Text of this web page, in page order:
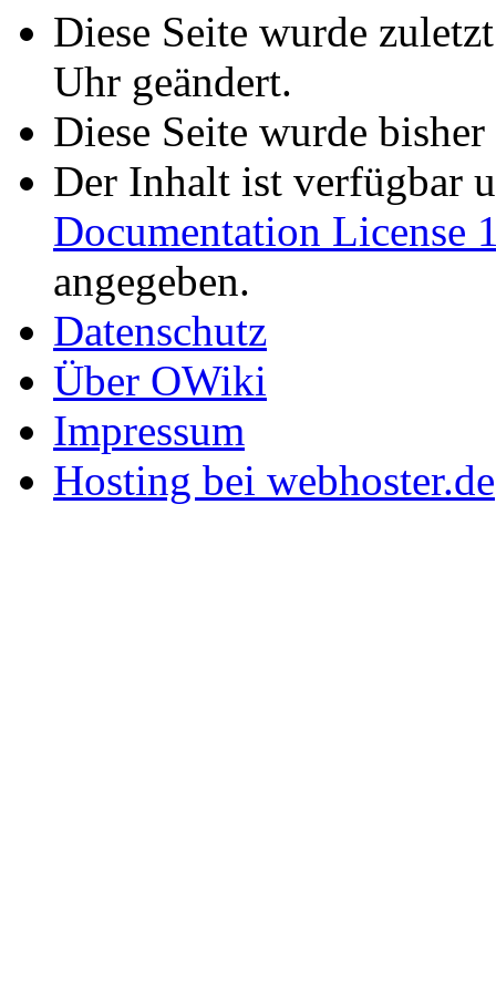
Diese Seite wurde
Uhr geändert.
Diese Seite wurde
Der Inhalt ist verfügbar
Documentation License
angegeben.
Datenschutz
Über OWiki
Impressum
Hosting bei webhoster.de